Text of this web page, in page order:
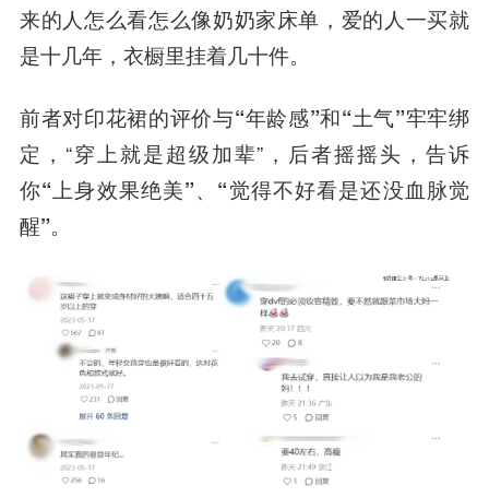
来的人怎么看怎么像奶奶家床单，爱的人一买就
是十几年，衣橱里挂着几十件。
前者对印花裙的评价与“年龄感”和“土气”牢牢绑
定，“穿上就是超级加辈”，后者摇摇头，告诉
你“上身效果绝美”、“觉得不好看是还没血脉觉
醒”。